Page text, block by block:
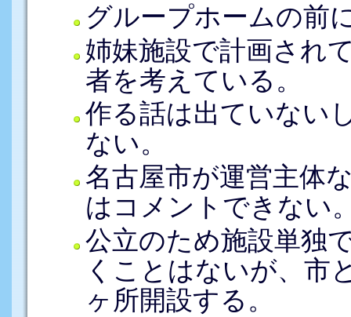
グループホームの前
姉妹施設で計画され
者を考えている。
作る話は出ていない
ない。
名古屋市が運営主体
はコメントできない
公立のため施設単独
くことはないが、市
ヶ所開設する。